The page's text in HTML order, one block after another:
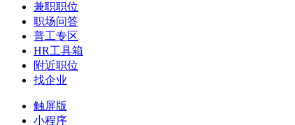
兼职职位
职场问答
普工专区
HR工具箱
附近职位
找企业
触屏版
小程序